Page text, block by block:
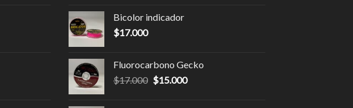
Bicolor indicador
$17.000
Fluorocarbono Gecko
$17.000 $15.000